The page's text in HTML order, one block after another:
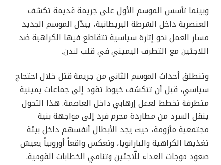
وبينما تأسس الموسم الأول على جريمة قديمة تكشف
العنصرية داخل الشرطة البريطانية، يبدّل الموسم الجديد
مسار العمل نحو إثارة سياسية تتقاطع فيها الكراهية ضد
اللاجئين مع التطرف اليميني في قلب لندن.
وتنطلق أحداث الموسم الثاني من جريمة قتل خلال احتجاج
سياسي، قبل أن تتكشف خيوط تقود إلى جماعات يمينية
متطرفة تخطط لعمل إرهابي داخل العاصمة. هذا التحول
ينقل السرد من مطاردة مجرم فرد إلى مواجهة بنية
مجتمعية مأزومة، حيث يجد الأبطال أنفسهم داخل بيئة
تغذيها الكراهية والبارانويا، وتعكس واقعاً أوروبياً يعيش
صعود موجات العداء للّاجئين وتنامي الخطابات القومية.